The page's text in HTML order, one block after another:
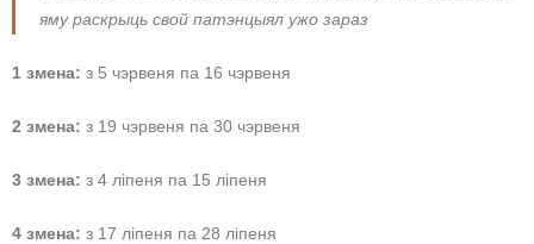
яму раскрыць свой патэнцыял ужо зараз
1 змена: з 5 чэрвеня па 16 чэрвеня
2 змена: з 19 чэрвеня па 30 чэрвеня
3 змена: з 4 ліпеня па 15 ліпеня
4 змена: з 17 ліпеня па 28 ліпеня